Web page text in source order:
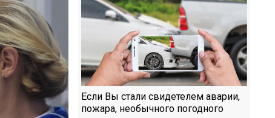
Если Вы стали свидетелем аварии,
пожара, необычного погодного